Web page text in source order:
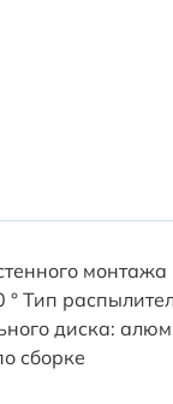
Тип
диска:
сборке